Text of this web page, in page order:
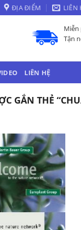
ĐỊA ĐIỂM LIÊN
Miễn
Tận
LIÊN HỆ
GẮN THẺ
Add to
Wishlist